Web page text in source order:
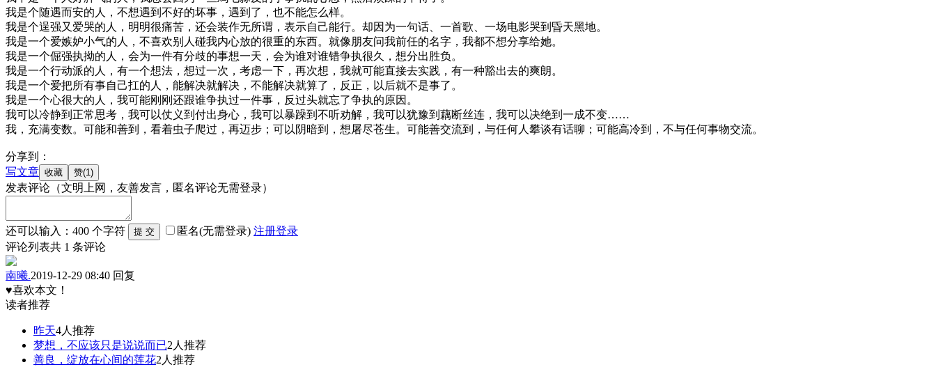
我是个随遇而安的人，不想遇到不好的坏事，遇到了，也不能怎么样。
我是个逞强又爱哭的人，明明很痛苦，还会装作无所谓，表示自己能行。却因为一句话、一首歌、一场电影哭到昏天黑地。
我是一个爱嫉妒小气的人，不喜欢别人碰我内心放的很重的东西。就像朋友问我前任的名字，我都不想分享给她。
我是一个倔强执拗的人，会为一件有分歧的事想一天，会为谁对谁错争执很久，想分出胜负。
我是一个行动派的人，有一个想法，想过一次，考虑一下，再次想，我就可能直接去实践，有一种豁出去的爽朗。
我是一个爱把所有事自己扛的人，能解决就解决，不能解决就算了，反正，以后就不是事了。
我是一个心很大的人，我可能刚刚还跟谁争执过一件事，反过头就忘了争执的原因。
我可以冷静到正常思考，我可以仗义到付出身心，我可以暴躁到不听劝解，我可以犹豫到藕断丝连，我可以决绝到一成不变……
我，充满变数。可能和善到，看着虫子爬过，再迈步；可以阴暗到，想屠尽苍生。可能善交流到，与任何人攀谈有话聊；可能高冷到，不与任何事物交流。
分享到：
写文章
发表评论 （文明上网，友善发言，匿名评论无需登录）
还可以输入： 400 个字符 匿名(无需登录) 注册登录
评论列表共 1 条评论
南曦.2019-12-29 08:40 回复
♥喜欢本文！
读者推荐
昨天4人推荐
梦想，不应该只是说说而已2人推荐
善良，绽放在心间的莲花2人推荐